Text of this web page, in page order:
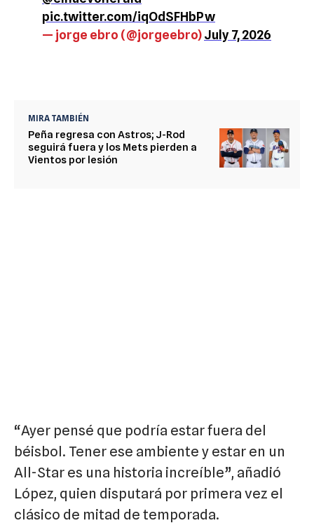
pic.twitter.com/iqOdSFHbPw
— jorge ebro (@jorgeebro)July 7, 2026
MIRA TAMBIÉN
Peña regresa con Astros; J-Rod
seguirá fuera y los Mets pierden a
Vientos por lesión
“Ayer pensé que podría estar fuera del
béisbol. Tener ese ambiente y estar en un
All-Star es una historia increíble”, añadió
López, quien disputará por primera vez el
clásico de mitad de temporada.